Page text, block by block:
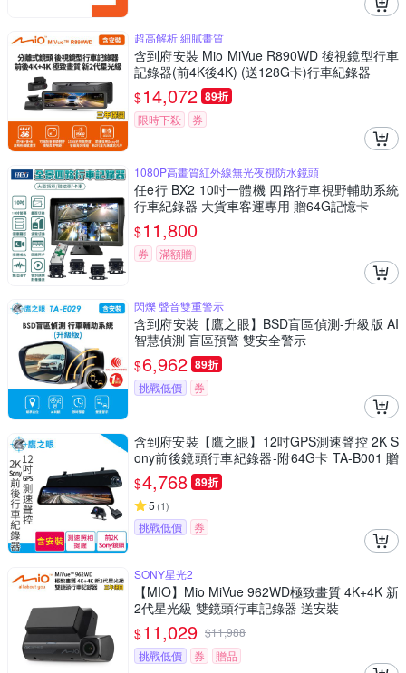
超高解析 細膩畫質
含到府安裝 Mio MiVue R890WD 後視鏡型行車
記錄器(前4K後4K) (送128G卡)行車紀錄器
$14,072 89折
限時下殺 券
1080P高畫質紅外線無光夜視防水鏡頭
任e行 BX2 10吋一體機 四路行車視野輔助系統
行車紀錄器 大貨車客運專用 贈64G記憶卡
$11,800
券 滿額贈
閃爍 聲音雙重警示
含到府安裝【鷹之眼】BSD盲區偵測-升級版 AI
智慧偵測 盲區預警 雙安全警示
$6,962 89折
挑戰低價 券
含到府安裝【鷹之眼】12吋GPS測速聲控 2K S
ony前後鏡頭行車紀錄器-附64G卡 TA-B001 贈
後鏡頭支架 行車記錄器
$4,768 89折
5 (1)
挑戰低價 券
SONY星光2
【MIO】Mio MiVue 962WD極致畫質 4K+4K 新
2代星光級 雙鏡頭行車記錄器 送安裝
$11,029 $11,988
挑戰低價
券 贈品